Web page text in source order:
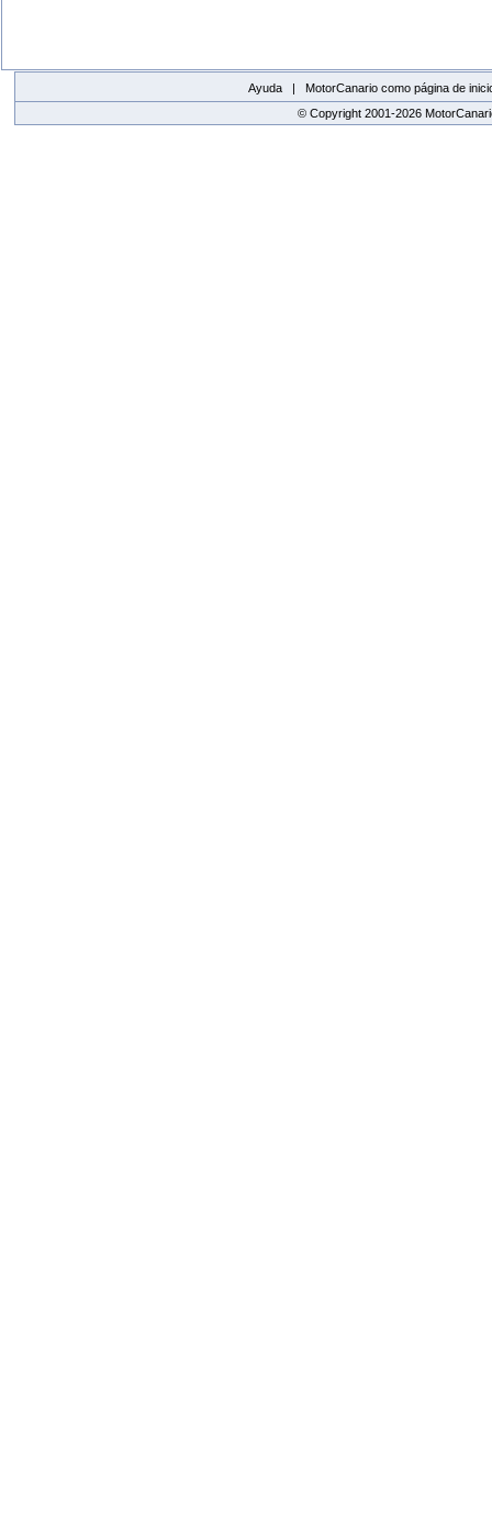
Ayuda |
MotorCanario como página de
© Copyright 2001-2026